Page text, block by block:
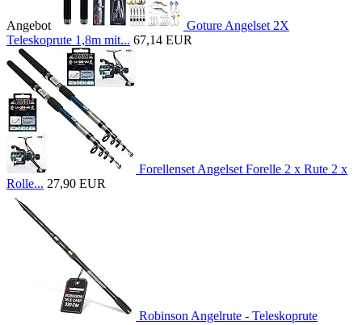
Angebot
Goture Angelset 2X
Teleskoprute 1,8m mit... 67,14 EUR
Forellenset Angelset Forelle 2 x Rute 2 x
Rolle... 27,90 EUR
Robinson Angelrute - Teleskoprute